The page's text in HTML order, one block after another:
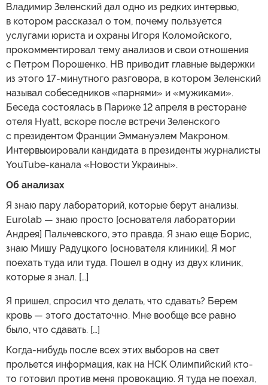
Владимир Зеленский дал одно из редких интервью,
в котором рассказал о том, почему пользуется
услугами юриста и охраны Игоря Коломойского,
прокомментировал тему анализов и свои отношения
с Петром Порошенко. НВ приводит главные выдержки
из этого 17-минутного разговора, в котором Зеленский
называл собеседников «парнями» и «мужиками».
Беседа состоялась в Париже 12 апреля в ресторане
отеля Hyatt, вскоре после встречи Зеленского
с президентом Франции Эммануэлем Макроном.
Интервьюировали кандидата в президенты журналисты
YouTube-канала «Новости Украины».
Об анализах
Я знаю пару лабораторий, которые берут анализы.
Eurolab — знаю просто [основателя лаборатории
Андрея] Пальчевского, это правда. Я знаю еще Борис,
знаю Мишу Радуцкого [основателя клиники]. Я мог
поехать туда или туда. Пошел в одну из двух клиник,
которые я знал. […]
Я пришел, спросил что делать, что сдавать? Берем
кровь — этого достаточно. Мне вообще все равно
было, что сдавать. […]
Когда-нибудь после всех этих выборов на свет
прольется информация, как на НСК Олимпийский кто-
то готовил против меня провокацию. Я туда не поехал,